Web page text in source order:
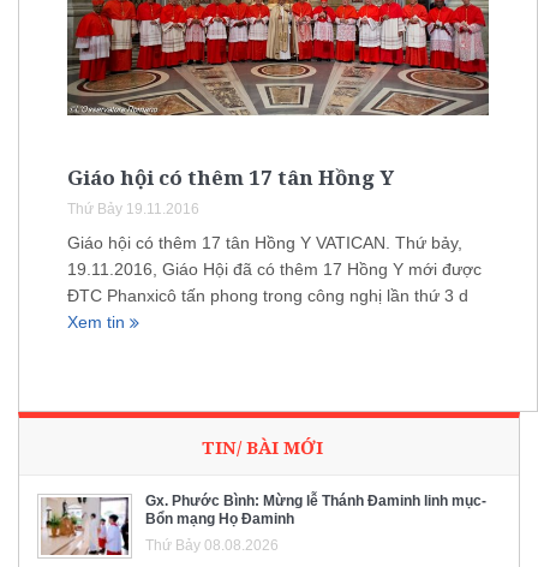
Giáo hội có thêm 17 tân Hồng Y
Thứ Bảy 19.11.2016
Giáo hội có thêm 17 tân Hồng Y VATICAN. Thứ bảy,
19.11.2016, Giáo Hội đã có thêm 17 Hồng Y mới được
ĐTC Phanxicô tấn phong trong công nghị lần thứ 3 d
Xem tin
TIN/ BÀI MỚI
Gx. Phước Bình: Mừng lễ Thánh Đaminh linh mục-
Bổn mạng Họ Đaminh
Thứ Bảy 08.08.2026